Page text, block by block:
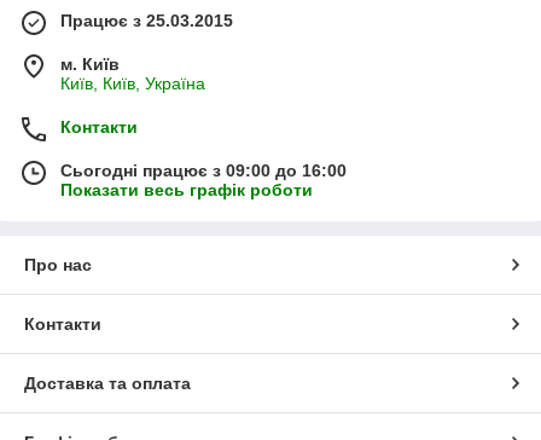
Працює з 25.03.2015
м. Київ
Київ, Київ, Україна
Контакти
Сьогодні працює з 09:00 до 16:00
Показати весь графік роботи
Про нас
Контакти
Доставка та оплата